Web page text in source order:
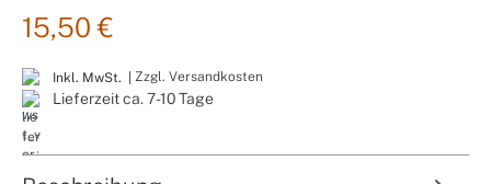
15,50 €
Inkl. MwSt. | Zzgl. Versandkosten
Lieferzeit ca. 7-10 Tage